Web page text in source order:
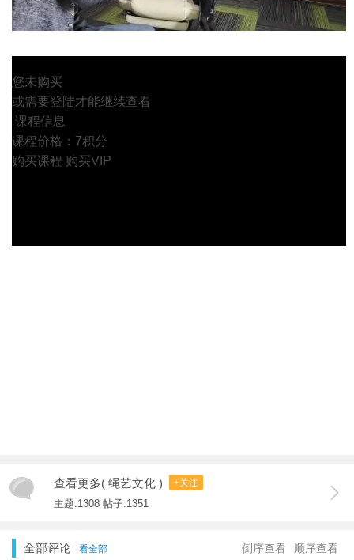
您未购买
或需要登陆才能继续查看
课程信息
课程价格：7积分
购买课程 购买VIP
查看更多( 绳艺文化 ) +关注
主题:1308 帖子:1351
全部评论 看全部 顺序查看
倒序查看